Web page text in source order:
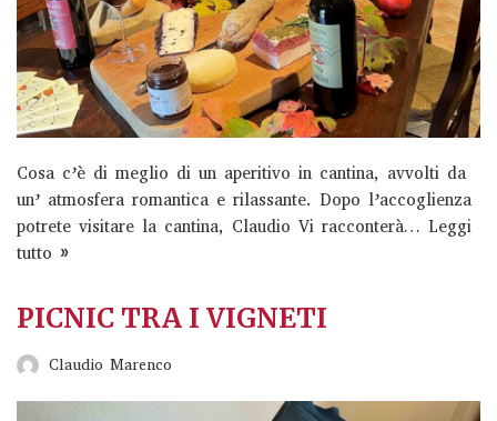
Cosa c’è di meglio di un aperitivo in cantina, avvolti da
un’ atmosfera romantica e rilassante. Dopo l’accoglienza
potrete visitare la cantina, Claudio Vi racconterà… Leggi
tutto »
PICNIC TRA I VIGNETI
Claudio Marenco